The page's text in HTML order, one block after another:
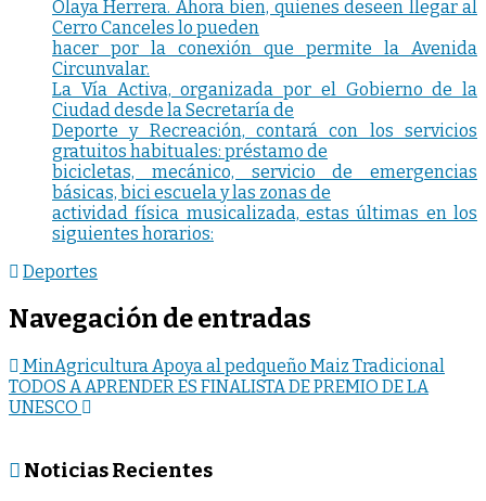
Olaya Herrera. Ahora bien, quienes deseen llegar al
Cerro Canceles lo pueden
hacer por la conexión que permite la Avenida
Circunvalar.
La Vía Activa, organizada por el Gobierno de la
Ciudad desde la Secretaría de
Deporte y Recreación, contará con los servicios
gratuitos habituales: préstamo de
bicicletas, mecánico, servicio de emergencias
básicas, bici escuela y las zonas de
actividad física musicalizada, estas últimas en los
siguientes horarios:
Deportes
Navegación de entradas
MinAgricultura Apoya al pedqueño Maiz Tradicional
TODOS A APRENDER ES FINALISTA DE PREMIO DE LA
UNESCO
Noticias Recientes